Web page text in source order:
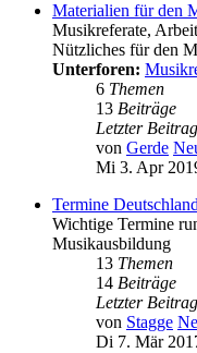
Materialien für den
Musikreferate,
Nützliches für den
Unterforen:
6 Themen
13 Beiträge
Letzter Beitrag
von Gerde
Mi 3. Apr
Termine Deutschland
Wichtige Termine
Musikausbildung
13 Themen
14 Beiträge
Letzter Beitrag
von Stagge
Di 7. Mär